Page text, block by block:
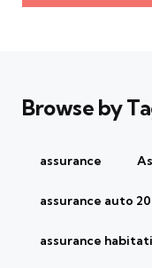
Browse by
assurance
assurance auto
assurance